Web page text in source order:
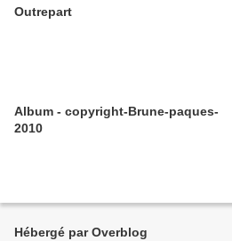
Outrepart
Album - copyright-Brune-paques-
2010
Hébergé par Overblog